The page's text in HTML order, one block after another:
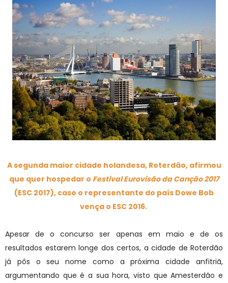
A segunda maior cidade holandesa, Roterdão, afirmou
que quer hospedar o Festival Eurovisão da Canção 2017
(ESC 2017), caso o representante do país Dowe Bob
vença o ESC 2016.
Apesar de o concurso ser apenas em maio e de os
resultados estarem longe dos certos, a cidade de Roterdão
já pôs o seu nome como a próxima cidade anfitriã,
argumentando que é a sua hora, visto que Amesterdão e